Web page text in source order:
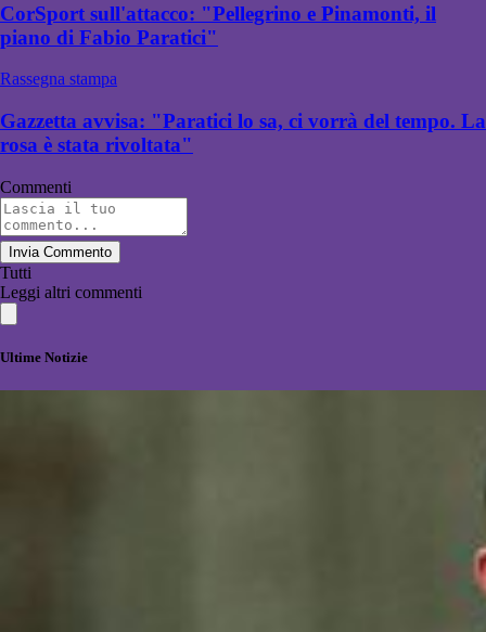
CorSport sull'attacco: "Pellegrino e Pinamonti, il
piano di Fabio Paratici"
Rassegna stampa
Gazzetta avvisa: "Paratici lo sa, ci vorrà del tempo. La
rosa è stata rivoltata"
Commenti
Invia Commento
Tutti
Leggi altri commenti
Ultime Notizie